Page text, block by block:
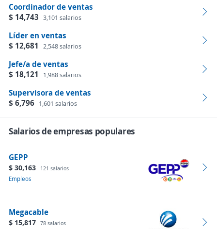
Coordinador de ventas
$ 14,743 3,101 salarios
Líder en ventas
$ 12,681
2,548 salarios
Jefe/a de ventas
$ 18,121
1,988 salarios
Supervisora de ventas
$ 6,796 1,601 salarios
Salarios de empresas populares
GEPP
$ 30,163 121 salarios
Empleos
Megacable
$ 15,817 78 salarios